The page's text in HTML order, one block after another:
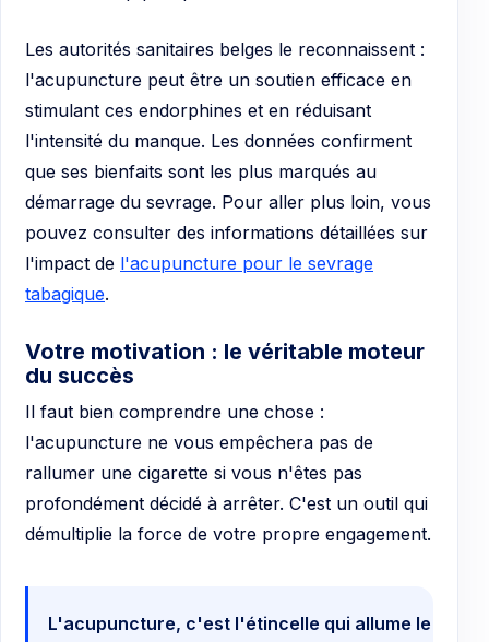
Les autorités sanitaires belges le reconnaissent :
l'acupuncture peut être un soutien efficace en
stimulant ces endorphines et en réduisant
l'intensité du manque. Les données confirment
que ses bienfaits sont les plus marqués au
démarrage du sevrage. Pour aller plus loin, vous
pouvez consulter des informations détaillées sur
l'impact de l'acupuncture pour le sevrage
tabagique.
Votre motivation : le véritable moteur
du succès
Il faut bien comprendre une chose :
l'acupuncture ne vous empêchera pas de
rallumer une cigarette si vous n'êtes pas
profondément décidé à arrêter. C'est un outil qui
démultiplie la force de votre propre engagement.
L'acupuncture, c'est l'étincelle qui allume le